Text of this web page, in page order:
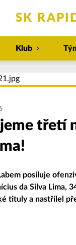
SK
Klub
třetí
posiluje
da Silva Lima,
tituly a nastřílel